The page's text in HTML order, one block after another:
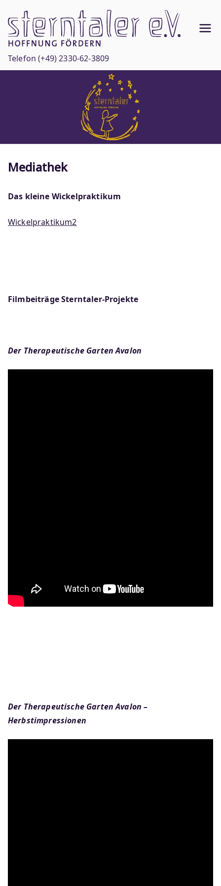
Inhalt
springen
Ste
rnt
e.V
Hoffnun
Telefon(+49) 2330-62-3809
Mediathek
Das kleine Wickelpraktikum
Wickelpraktikum2
Filmbeiträge Sterntaler-Projekte
Der Therapeutische Garten Avalon
Der Therapeutische Garten Avalon –
Herbstimpressionen